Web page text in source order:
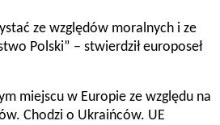
ze względów moralnych i ze
Polski” – stwierdził europoseł
miejscu w Europie ze względu na
Chodzi o Ukraińców. UE